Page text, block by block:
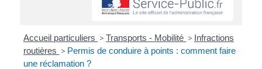
Accueil particuliers > Transports - Mobilité > Infractions
routières > Permis de conduire à points : comment faire
une réclamation ?